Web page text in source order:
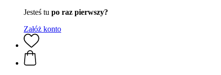
Jesteś tu po raz pierwszy?
Załóż konto